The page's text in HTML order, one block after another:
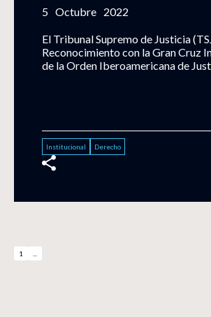
5 Octubre 2022
El Tribunal Supremo de Justicia
Reconocimiento con la Gran Cruz
de la Orden Iberoamericana de
Institucional Derecho
1